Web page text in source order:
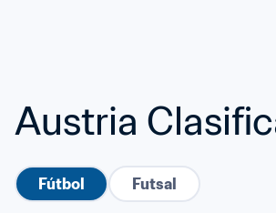
Austria
Fútbol Futsal